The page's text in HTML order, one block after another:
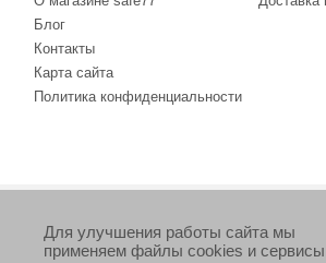
Блог
Контакты
Карта сайта
Политика конфиденциальности
Copyright © 2006-2026. Интернет-
www.safe77.ru
Для улучшения работы сайта мы
применяем файлы cookies и сервисы